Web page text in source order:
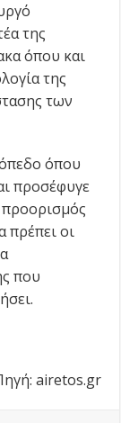
της
όπου και
της
των
όπου
προσέφυγε
προορισμός
πρέπει οι
που
airetos.gr